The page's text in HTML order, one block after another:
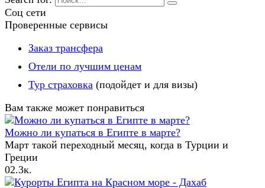
Соц сети
Проверенные сервисы
Заказ трансфера
Отели по лучшим ценам
Тур страховка (подойдет и для визы)
Вам также может понравиться
Можно ли купаться в Египте в марте?
Март такой переходный месяц, когда в Турции и
Греции
02.3к.